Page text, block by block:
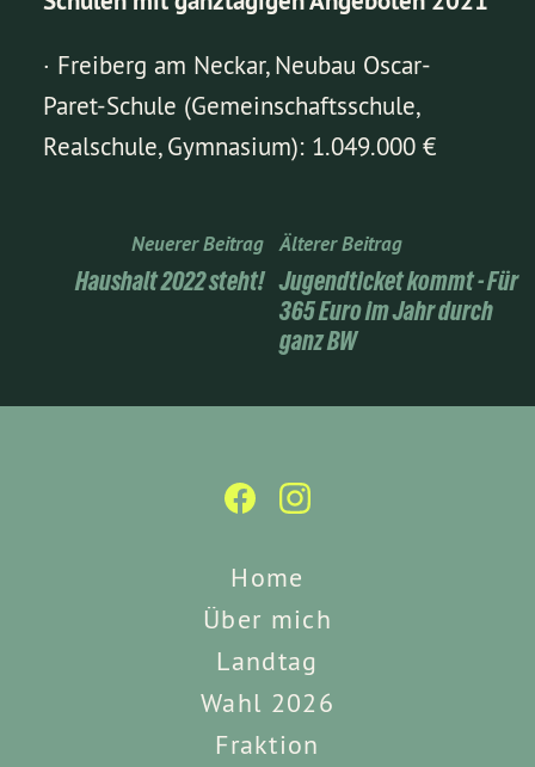
· Freiberg am Neckar, Neubau Oscar-
Paret-Schule (Gemeinschaftsschule,
Realschule, Gymnasium): 1.049.000 €
Neuerer Beitrag
Haushalt 2022 steht!
Älterer Beitrag
Jugendticket kommt - Für
365 Euro im Jahr durch
ganz BW
Home
Über mich
Landtag
Wahl 2026
Fraktion